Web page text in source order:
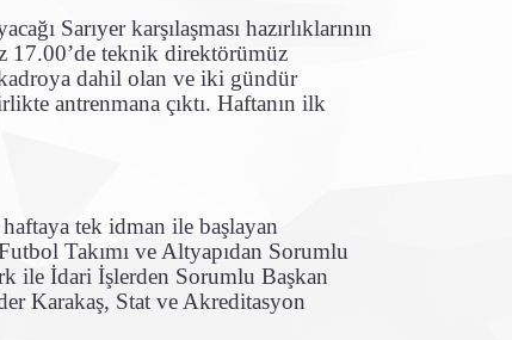
Sarıyer karşılaşması hazırlıklarının
17.00’de teknik direktörümüz
dahil olan ve iki gündür
antrenmana çıktı. Haftanın ilk
tek idman ile başlayan
Takımı ve Altyapıdan Sorumlu
ile İdari İşlerden Sorumlu Başkan
Karakaş, Stat ve Akreditasyon